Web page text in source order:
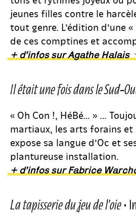
jeunes filles contre le
tout genre. L’édition d’une
de ces comptines et
+ d’infos sur Agathe Halais
Il était une fois dans le
« Oh Con !, HéBé… » …
martiaux, les arts forains et
expose sa langue d’Oc et
plantureuse installation.
+ d’infos sur Fabrice
La tapisserie du jeu de l’oie•